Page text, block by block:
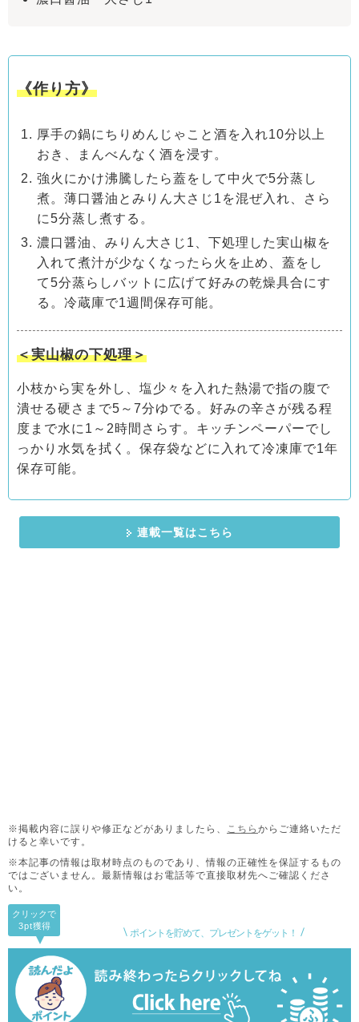
《作り方》
厚手の鍋にちりめんじゃこと酒を入れ10分以上
おき、まんべんなく酒を浸す。
強火にかけ沸騰したら蓋をして中火で5分蒸し
煮。薄口醤油とみりん大さじ1を混ぜ入れ、さら
に5分蒸し煮する。
濃口醤油、みりん大さじ1、下処理した実山椒を
入れて煮汁が少なくなったら火を止め、蓋をし
て5分蒸らしバットに広げて好みの乾燥具合にす
る。冷蔵庫で1週間保存可能。
＜実山椒の下処理＞
小枝から実を外し、塩少々を入れた熱湯で指の腹で
潰せる硬さまで5～7分ゆでる。好みの辛さが残る程
度まで水に1～2時間さらす。キッチンペーパーでし
っかり水気を拭く。保存袋などに入れて冷凍庫で1年
保存可能。
連載一覧はこちら
※掲載内容に誤りや修正などがありましたら、 こちら からご連絡いただ
けると幸いです。
※本記事の情報は取材時点のものであり、情報の正確性を保証するもの
ではございません。 最新情報はお電話等で直接取材先へご確認くださ
い。
ポイントを貯めて、プレゼントをゲット！
クリックで
3pt獲得